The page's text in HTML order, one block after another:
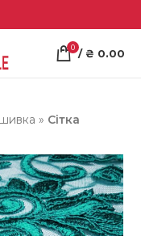
0 / ₴ 0.00
» Сітка